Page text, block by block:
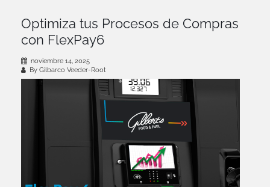
Optimiza tus Procesos de Compras
con FlexPay6
noviembre 14, 2025
By Gilbarco Veeder-Root